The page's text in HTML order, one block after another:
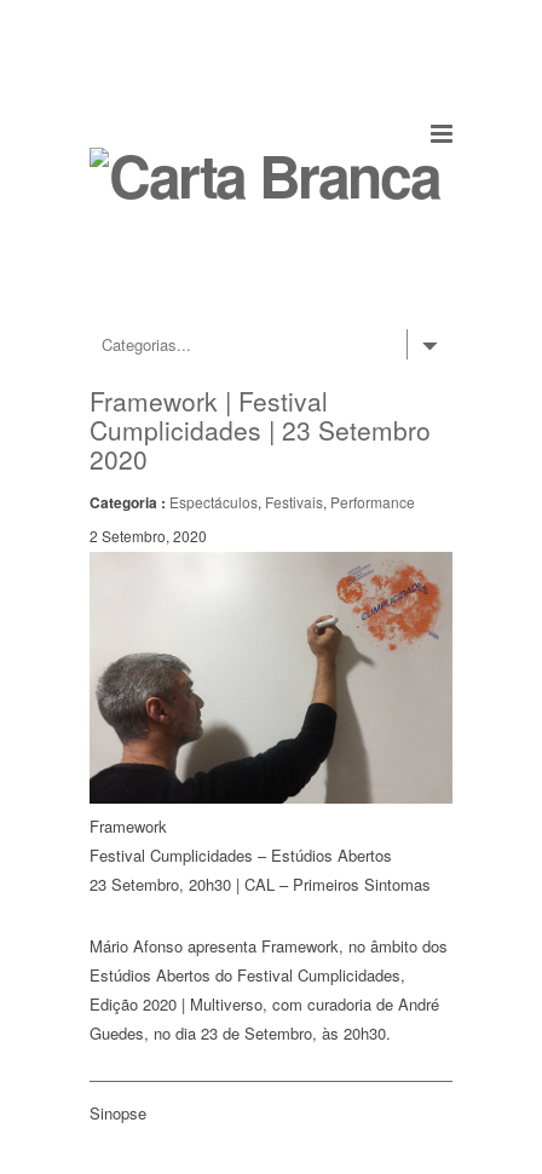
Framework | Festival
Cumplicidades | 23 Setembro
2020
Categoria : Espectáculos, Festivais, Performance
2 Setembro, 2020
Framework
Festival Cumplicidades – Estúdios Abertos
23 Setembro, 20h30 | CAL – Primeiros Sintomas
Mário Afonso apresenta Framework, no âmbito dos
Estúdios Abertos do Festival Cumplicidades,
Edição 2020 | Multiverso, com curadoria de André
Guedes, no dia 23 de Setembro, às 20h30.
Sinopse